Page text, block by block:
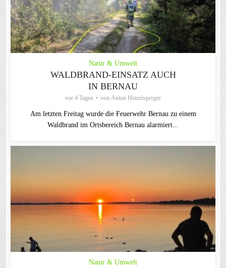
Natur & Umwelt
WALDBRAND-EINSATZ AUCH
IN BERNAU
vor 4 Tagen von Anton Hötzelsperger
Am letzten Freitag wurde die Feuerwehr Bernau zu einem
Waldbrand im Ortsbereich Bernau alarmiert...
Natur & Umwelt